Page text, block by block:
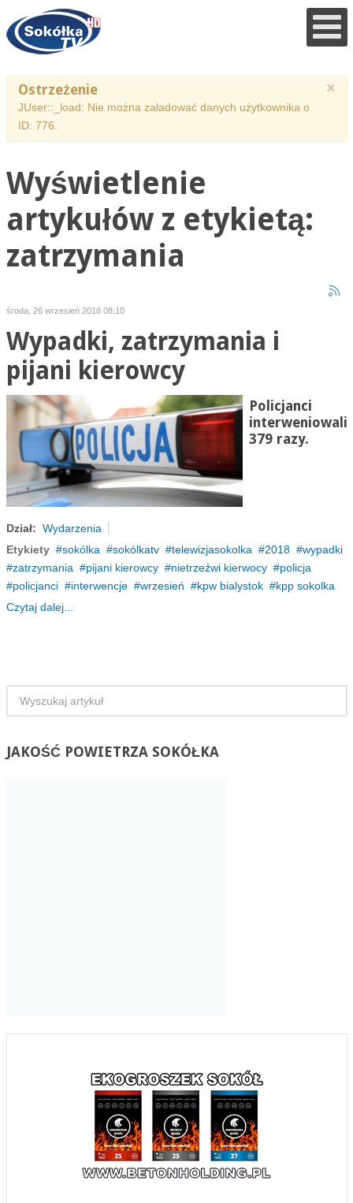
×
Ostrzeżenie
JUser::_load: Nie można załadować danych użytkownika o
ID: 776.
Wyświetlenie
artykułów z etykietą:
zatrzymania
środa, 26 wrzesień 2018 08:10
Wypadki, zatrzymania i
pijani kierowcy
Policjanci
interweniowali
379 razy.
Dział: Wydarzenia
Etykiety
sokólka sokólkatv telewizjasokolka 2018
wypadki
zatrzymania
pijani kierowcy nietrzeźwi kierwocy
policja
policjanci
interwencje wrzesień kpw bialystok
kpp sokolka
Czytaj dalej...
JAKOŚĆPOWIETRZA SOKÓŁKA